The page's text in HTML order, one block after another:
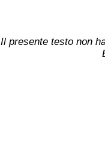
Il presente testo non